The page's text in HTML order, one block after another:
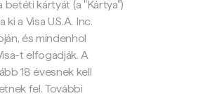
kártyát (a "Kártya")
a Visa U.S.A. Inc.
és mindenhol
t elfogadják. A
18 évesnek kell
fel. További